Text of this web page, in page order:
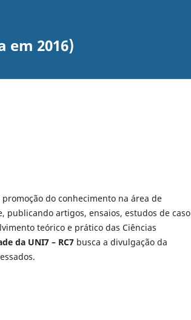
em 2016)
do conhecimento na área de
artigos, ensaios, estudos de caso
teórico e prático das Ciências
da UNI7 – RC7 busca a divulgação da